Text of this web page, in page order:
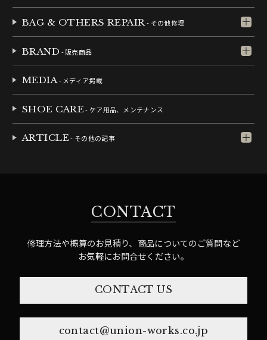
BAG & OTHERS REPAIR- その他修理
BRAND - 販売商品
MEDIA- メディア掲載
SHOE CARE- ケア用品、メンテナンス
ARTICLE- その他の記事
CONTACT
修理方法や概算のお見積り、商品についてのご質問など
お気軽にお問合せください。
CONTACT US
contact@union-works.co.jp